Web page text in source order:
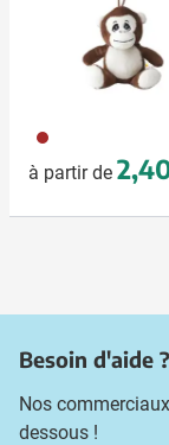
011
à partir de
Besoin d'aide ?
Nos
dessous !